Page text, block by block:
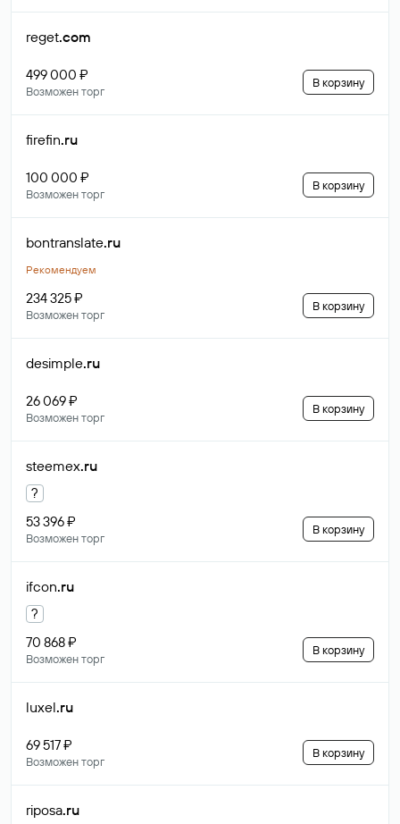
reget.com
499 000 ₽
Возможен торг
В корзину
firefin.ru
100 000 ₽
Возможен торг
В корзину
bontranslate.ru
Рекомендуем
234 325 ₽
Возможен торг
В корзину
desimple.ru
26 069 ₽
Возможен торг
В корзину
steemex.ru
?
53 396 ₽
Возможен торг
В корзину
ifcon.ru
?
70 868 ₽
Возможен торг
В корзину
luxel.ru
69 517 ₽
Возможен торг
В корзину
riposa.ru